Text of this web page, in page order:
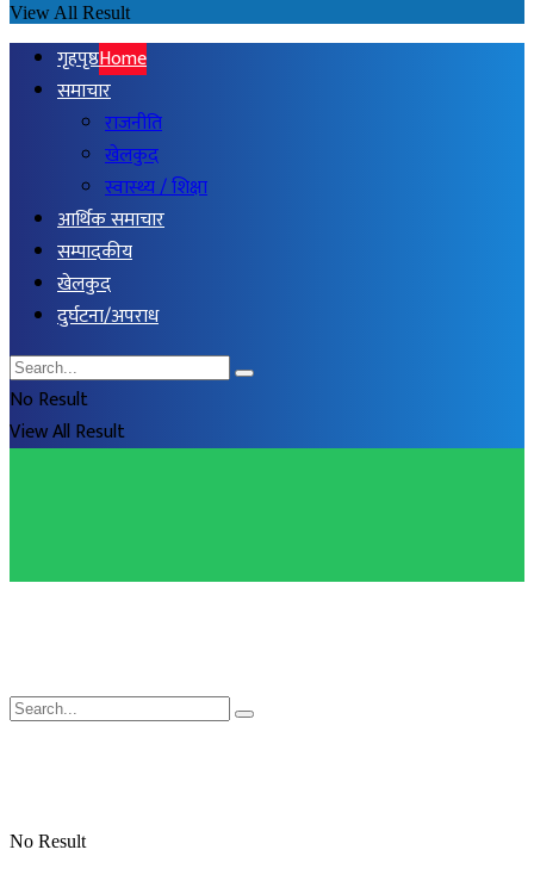
View All Result
गृहपृष्ठHome
समाचार
राजनीति
खेलकुद
स्वास्थ्य / शिक्षा
आर्थिक समाचार
सम्पादकीय
खेलकुद
दुर्घटना/अपराध
No Result
View All Result
No Result